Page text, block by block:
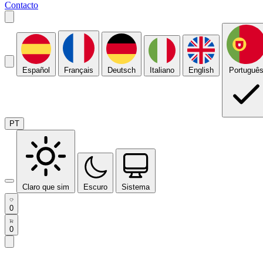
Contacto
Español Français Deutsch Italiano English Português
PT
Claro que sim Escuro Sistema
0
0